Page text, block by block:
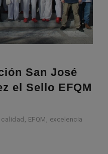
San José
el Sello EFQM
calidad , EFQM , excelencia